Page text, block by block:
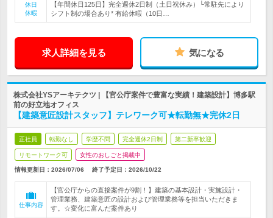
休日
休暇
【年間休日125日】完全週休2日制（土日祝休み）└常駐先により
シフト制の場合あり* 有給休暇（10日…
求人詳細を見る 気になる
株式会社YSアーキテクツ | 【官公庁案件で豊富な実績！建築設計】博多駅
前の好立地オフィス
【建築意匠設計スタッフ】テレワーク可★転勤無★完休2日
正社員 転勤なし 学歴不問 完全週休2日制 第二新卒歓迎
リモートワーク可 女性のおしごと掲載中
情報更新日：2026/07/06 終了予定日： 2026/10/22
仕事内容
【官公庁からの直接案件が9割！】建築の基本設計・実施設計・
管理業務、建築意匠の設計および管理業務等を担当いただきま
す。☆変化に富んだ案件あり